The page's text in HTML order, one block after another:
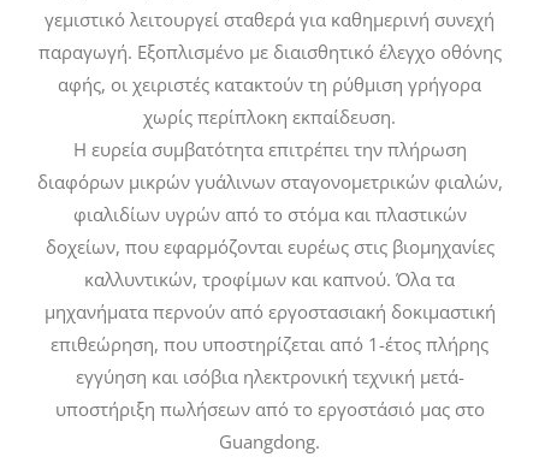
γεμιστικό λειτουργεί σταθερά για καθημερινή συνεχή
παραγωγή. Εξοπλισμένο με διαισθητικό έλεγχο οθόνης
αφής, οι χειριστές κατακτούν τη ρύθμιση γρήγορα
χωρίς περίπλοκη εκπαίδευση.
Η ευρεία συμβατότητα επιτρέπει την πλήρωση
διαφόρων μικρών γυάλινων σταγονομετρικών φιαλών,
φιαλιδίων υγρών από το στόμα και πλαστικών
δοχείων, που εφαρμόζονται ευρέως στις βιομηχανίες
καλλυντικών, τροφίμων και καπνού. Όλα τα
μηχανήματα περνούν από εργοστασιακή δοκιμαστική
επιθεώρηση, που υποστηρίζεται από 1-έτος πλήρης
εγγύηση και ισόβια ηλεκτρονική τεχνική μετά-
υποστήριξη πωλήσεων από το εργοστάσιό μας στο
Guangdong.